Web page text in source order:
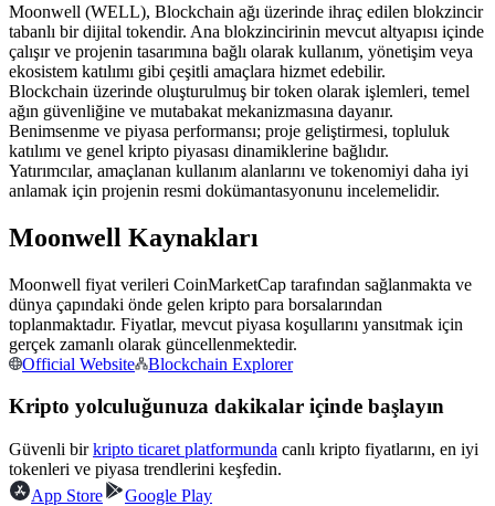
USDC Vadeli İşlemleri
USDC'yi teminat olarak kullanan vadeli işlemler
Kopya Ticaret
En iyi traderlarla güçlerinizi birleştirin
Moonwell (WELL), Blockchain ağı üzerinde ihraç edilen blokzincir
tabanlı bir dijital tokendir. Ana blokzincirinin mevcut altyapısı içinde
çalışır ve projenin tasarımına bağlı olarak kullanım, yönetişim veya
ekosistem katılımı gibi çeşitli amaçlara hizmet edebilir.
Blockchain üzerinde oluşturulmuş bir token olarak işlemleri, temel
ağın güvenliğine ve mutabakat mekanizmasına dayanır.
Benimsenme ve piyasa performansı; proje geliştirmesi, topluluk
katılımı ve genel kripto piyasası dinamiklerine bağlıdır.
Yatırımcılar, amaçlanan kullanım alanlarını ve tokenomiyi daha iyi
anlamak için projenin resmi dokümantasyonunu incelemelidir.
Moonwell Kaynakları
Moonwell fiyat verileri CoinMarketCap tarafından sağlanmakta ve
dünya çapındaki önde gelen kripto para borsalarından
toplanmaktadır. Fiyatlar, mevcut piyasa koşullarını yansıtmak için
gerçek zamanlı olarak güncellenmektedir.
Official Website
Blockchain Explorer
Kripto yolculuğunuza dakikalar içinde başlayın
Güvenli birkripto ticaret platformunda canlı kripto fiyatlarını, en iyi
tokenleri ve piyasa trendlerini keşfedin.
App Store
Google Play